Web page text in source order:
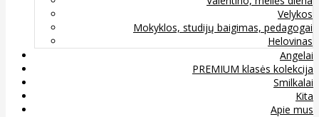
Velykos
Mokyklos, studijų baigimas, pedagogai
Helovinas
Angelai
PREMIUM klasės kolekcija
Smilkalai
Kita
Apie mus